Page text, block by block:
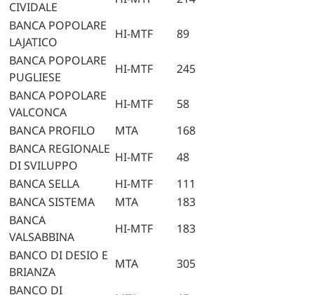
CIVIDALE
BANCA POPOLARE
LAJATICO
HI-MTF
89
BANCA POPOLARE
PUGLIESE
HI-MTF
245
BANCA POPOLARE
VALCONCA
HI-MTF
58
BANCA PROFILO
MTA
168
BANCA REGIONALE
DI SVILUPPO
HI-MTF
48
BANCA SELLA
HI-MTF
111
BANCA SISTEMA
MTA
183
BANCA
VALSABBINA
HI-MTF
183
BANCO DI DESIO E
BRIANZA
MTA
305
BANCO DI